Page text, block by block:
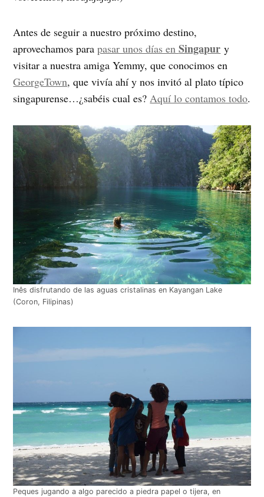
Antes de seguir a nuestro próximo destino,
aprovechamos parapasar unos días enSingapur y
visitar a nuestra amiga Yemmy, que conocimos en
GeorgeTown, que vivía ahí y nos invitó al plato típico
singapurense…¿sabéis cual es?Aquí lo contamos todo.
Inês disfrutando de las aguas cristalinas en Kayangan Lake
(Coron, Filipinas)
Peques jugando a algo parecido a piedra papel o tijera, en